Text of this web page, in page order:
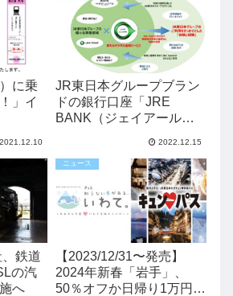
に乗
」イ
2021.12.10
JR東日本グループブラン
ドの銀行口座「JRE
BANK（ジェイアールイ
2022.12.15
鉄道
の汽
へ
ニュース
【2023/12/31〜発売】
2024年新春「岩手」、
50％オフか日帰り1万円か